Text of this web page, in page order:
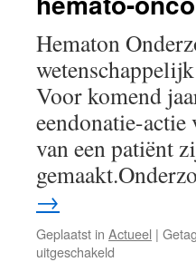
Hematon
Voor komend
eendonatie-
van een patiënt
→
Geplaatst in Actueel |
uitgeschakeld